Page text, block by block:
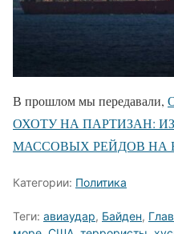
В прошлом мы передавали,
ОХОТУ НА ПАРТИЗАН:
МАССОВЫХ РЕЙДОВ НА
Категории: Политика
Теги: авиаудар, Байден,